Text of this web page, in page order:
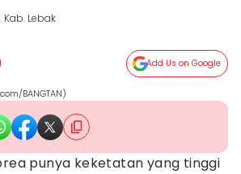
Kab. Lebak
Add Us on Google
BANGTAN)
punya keketatan yang tinggi